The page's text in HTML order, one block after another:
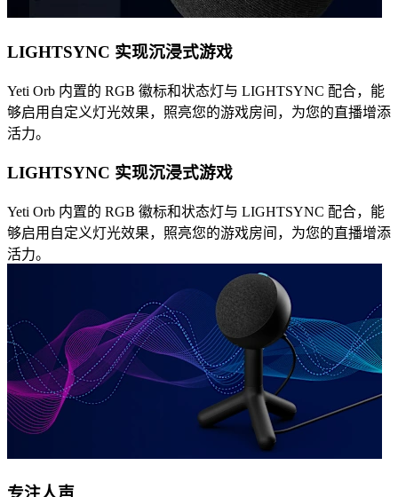
LIGHTSYNC 实现沉浸式游戏
Yeti Orb 内置的 RGB 徽标和状态灯与 LIGHTSYNC 配合，能
够启用自定义灯光效果，照亮您的游戏房间，为您的直播增添
活力。
LIGHTSYNC 实现沉浸式游戏
Yeti Orb 内置的 RGB 徽标和状态灯与 LIGHTSYNC 配合，能
够启用自定义灯光效果，照亮您的游戏房间，为您的直播增添
活力。
专注人声